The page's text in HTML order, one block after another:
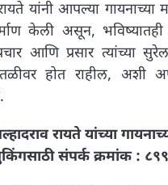
रायते यांनी आपल्या
केली असून, भविष्यातही
प्रचार आणि प्रसार त्यांच्या
होत राहील, अशी
रायते यांच्या
संपर्क क्रमांक :